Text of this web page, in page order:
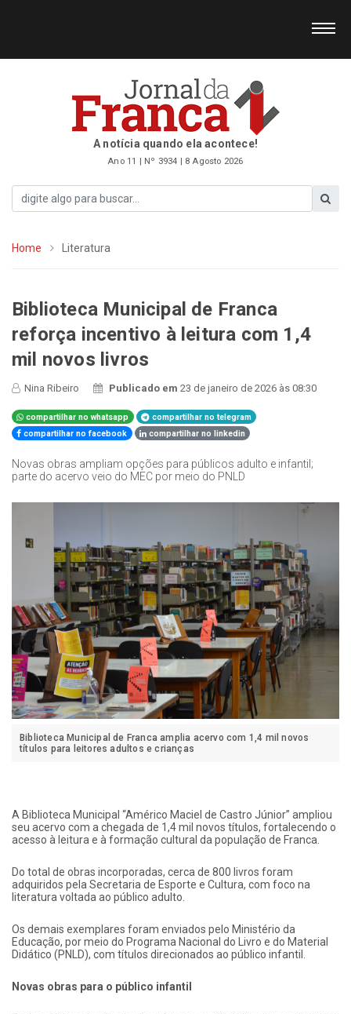
A notícia quando ela acontece!
Ano 11 | Nº 3934 | 8 Agosto 2026
Home Literatura
Biblioteca Municipal de Franca
reforça incentivo à leitura com 1,4
mil novos livros
Nina Ribeiro Publicado em23 de janeiro de 2026 às 08:30
compartilhar no whatsapp
compartilhar no telegram
compartilhar no facebook
compartilhar no linkedin
Novas obras ampliam opções para públicos adulto e infantil;
parte do acervo veio do MEC por meio do PNLD
Biblioteca Municipal de Franca amplia acervo com 1,4 mil novos
títulos para leitores adultos e crianças
A Biblioteca Municipal “Américo Maciel de Castro Júnior” ampliou
seu acervo com a chegada de 1,4 mil novos títulos, fortalecendo o
acesso à leitura e à formação cultural da população de Franca.
Do total de obras incorporadas, cerca de 800 livros foram
adquiridos pela Secretaria de Esporte e Cultura, com foco na
literatura voltada ao público adulto.
Os demais exemplares foram enviados pelo Ministério da
Educação, por meio do Programa Nacional do Livro e do Material
Didático (PNLD), com títulos direcionados ao público infantil.
Novas obras para o público infantil